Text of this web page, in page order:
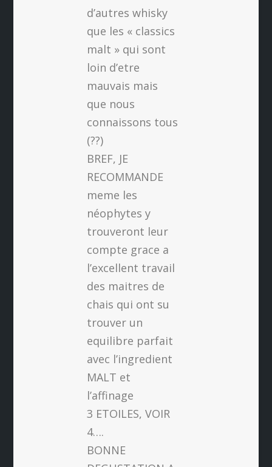
d’autres whisky
que les « classics
malt » qui sont
loin d’etre
mauvais mais
que nous
connaissons tous
(??)
BREF, JE
RECOMMANDE
meme les
néophytes y
trouveront leur
compte grace a
l’excellent travail
des maitres de
chais qui ont su
trouver un
equilibre parfait
avec l’ingredient
MALT et
l’affinage
3 ETOILES, VOIR
4….
BONNE